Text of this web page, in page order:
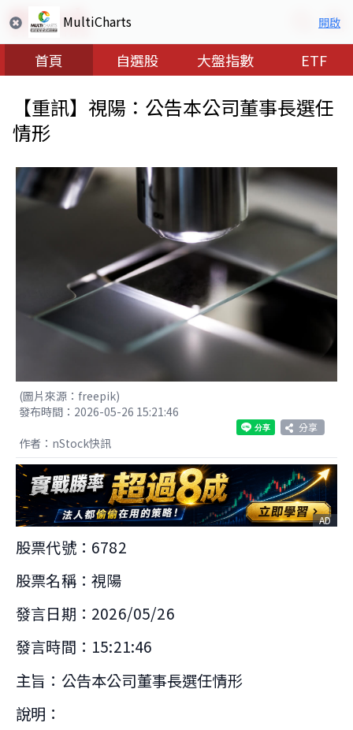
MultiCharts 開啟
首頁 自選股 大盤指數 ETF
【重訊】視陽：公告本公司董事長選任
情形
(圖片來源：freepik)
發布時間：2026-05-26 15:21:46
分享
作者：nStock快訊
AD
股票代號：6782
股票名稱：視陽
發言日期：2026/05/26
發言時間：15:21:46
主旨：公告本公司董事長選任情形
說明：